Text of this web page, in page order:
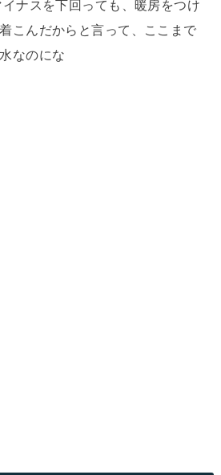
ナスを下回っても、暖房をつけ
こんだからと言って、ここまで
なのにな